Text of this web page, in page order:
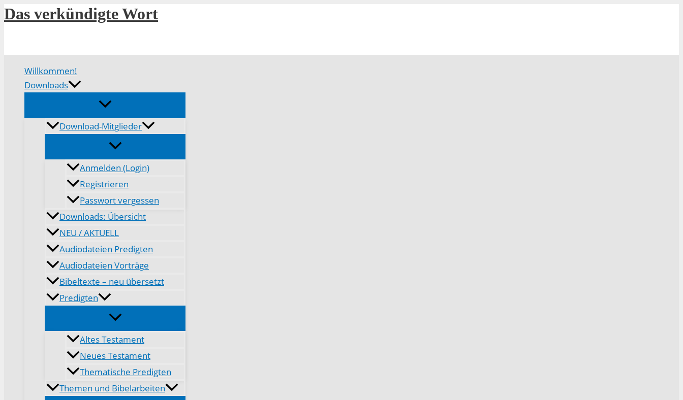
Zum
Inhalt
Das verkündigte Wort
Willkommen!
Downloads
Download-Mitglieder
Anmelden (Login)
Registrieren
Passwort vergessen
Downloads: Übersicht
NEU / AKTUELL
Audiodateien Predigten
Audiodateien Vorträge
Bibeltexte – neu übersetzt
Predigten
Altes Testament
Neues Testament
Thematische Predigten
Themen und Bibelarbeiten